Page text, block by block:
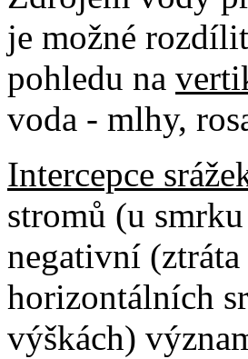
je možné
pohledu na
voda - mlhy,
Intercepce
stromů (u
negativní
horizontálních
výškách)